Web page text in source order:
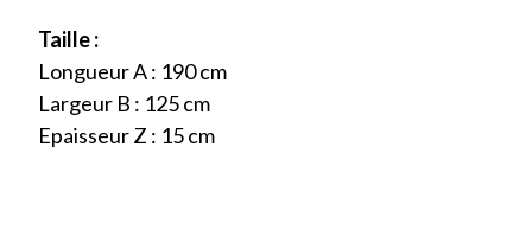
Taille :
Longueur A : 190 cm
Largeur B : 125 cm
Epaisseur Z : 15 cm